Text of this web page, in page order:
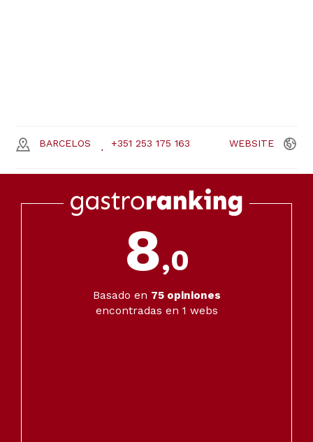
BARCELOS +351 253 175 163 WEBSITE
8,0
Basado en 75opiniones
encontradas en 1 webs